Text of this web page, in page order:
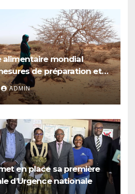
alimentaire mondial
de préparation et
à la menace d’El Niño,
des dizaines de
dans l’insécurité
ADMIN
en place sa première
d’Urgence nationale